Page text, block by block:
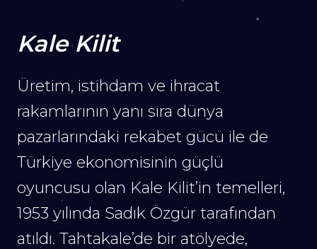
Kale Kilit
Üretim, istihdam ve ihracat
rakamlarının yanı sıra dünya
pazarlarındaki rekabet gücü ile de
Türkiye ekonomisinin güçlü
oyuncusu olan Kale Kilit’in temelleri,
1953 yılında Sadık Özgür tarafından
atıldı. Tahtakale’de bir atölyede,